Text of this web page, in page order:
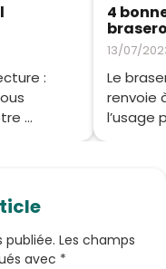
:
...
4
13/07/
Le
renvoie
l’usage
publiée. Les champs
avec *